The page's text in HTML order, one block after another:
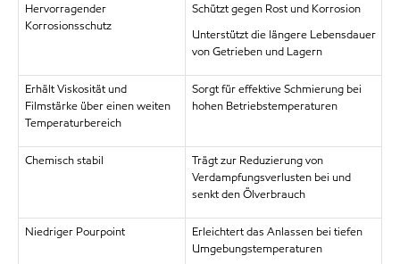
Hervorragender
Korrosionsschutz
Schützt gegen Rost und Korrosion
Unterstützt die längere Lebensdauer
von Getrieben und Lagern
Erhält Viskosität und
Filmstärke über einen weiten
Temperaturbereich
Sorgt für effektive Schmierung bei
hohen Betriebstemperaturen
Chemisch stabil
Trägt zur Reduzierung von
Verdampfungsverlusten bei und
senkt den Ölverbrauch
Niedriger Pourpoint
Erleichtert das Anlassen bei tiefen
Umgebungstemperaturen